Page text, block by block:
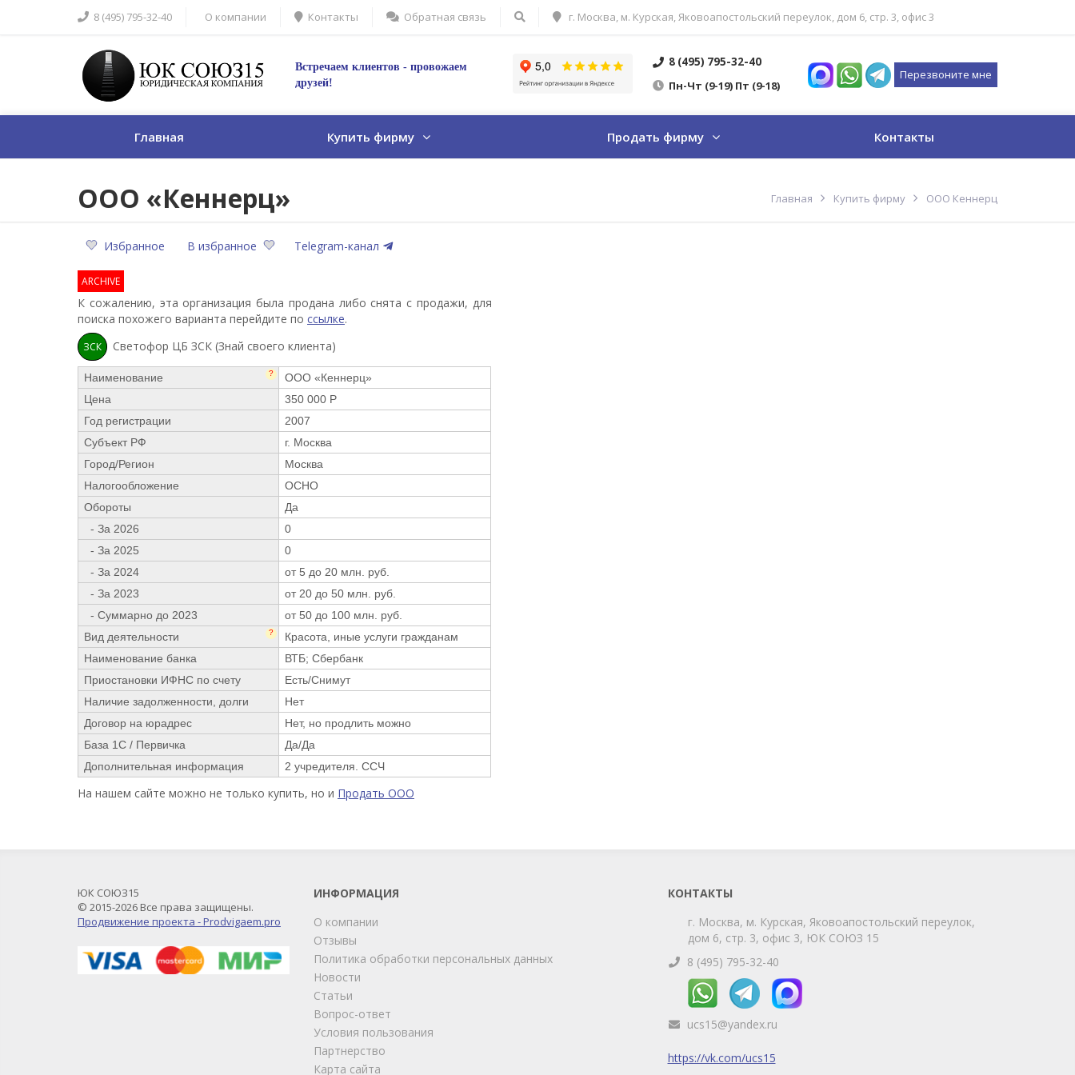
8 (495) 795-32-40 О компании Контакты Обратная связь г. Москва, м. Курская, Яковоапостольский переулок, дом 6, стр. 3, офис 3
Встречаем клиентов - провожаем
друзей!
8 (495) 795-32-40
Пн-Чт (9-19) Пт (9-18)
Перезвоните мне
Главная Купить фирму Продать фирму Контакты
ООО «Кеннерц» Главная Купить фирму ООО Кеннерц
Избранное В избранное Telegram-канал
ARCHIVE
К сожалению, эта организация была продана либо снята с продажи, для
поиска похожего варианта перейдите по ссылке.
ЗСК Светофор ЦБ ЗСК (Знай своего клиента)
Наименование ?
ООО «Кеннерц»
Цена
350 000 Р
Год регистрации
2007
Субъект РФ
г. Москва
Город/Регион
Москва
Налогообложение
ОСНО
Обороты
Да
- За 2026
0
- За 2025
0
- За 2024
от 5 до 20 млн. руб.
- За 2023
от 20 до 50 млн. руб.
- Суммарно до 2023
от 50 до 100 млн. руб.
Вид деятельности
?
Красота, иные услуги гражданам
Наименование банка
ВТБ; Сбербанк
Приостановки ИФНС по счету
Есть/Снимут
Наличие задолженности, долги
Нет
Договор на юрадрес
Нет, но продлить можно
База 1С / Первичка
Да/Да
Дополнительная информация
2 учредителя. ССЧ
На нашем сайте можно не только купить, но и Продать ООО
ИНФОРМАЦИЯ
О компании
Отзывы
Политика обработки персональных данных
Новости
Статьи
Вопрос-ответ
Условия пользования
Партнерство
Карта сайта
КОНТАКТЫ
г. Москва, м. Курская, Яковоапостольский переулок,
дом 6, стр. 3, офис 3, ЮК СОЮЗ 15
8 (495) 795-32-40
ucs15@yandex.ru
https://vk.com/ucs15
ЮК СОЮЗ15
© 2015-2026 Все права защищены.
Продвижение проекта - Prodvigaem.pro
Telegram Max
Телефон